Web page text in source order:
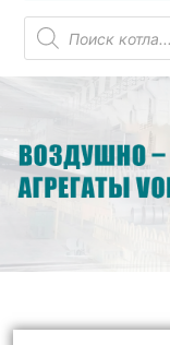
Поиск
товаров